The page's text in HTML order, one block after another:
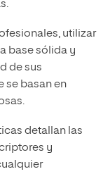
utilizar
base sólida y
de sus
se basan en
detallan las
y